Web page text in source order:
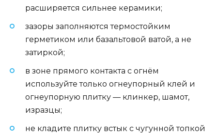
расширяется сильнее керамики;
зазоры заполняются термостойким
герметиком или базальтовой ватой, а не
затиркой;
в зоне прямого контакта с огнём
используйте только огнеупорный клей и
огнеупорную плитку — клинкер, шамот,
изразцы;
не кладите плитку встык с чугунной топкой